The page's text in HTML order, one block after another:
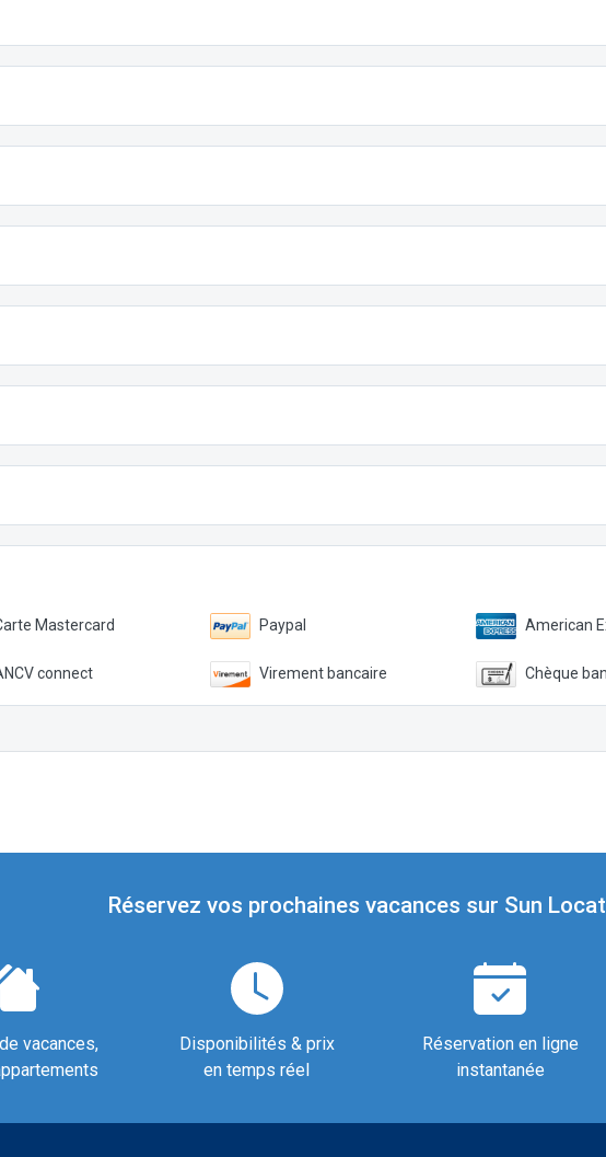
Mastercard Paypal American
connect Virement bancaire Chèque
Réservez vos prochaines vacances sur Sun
vacances,
Disponibilités & prix
en temps réel
Réservation en ligne
instantanée